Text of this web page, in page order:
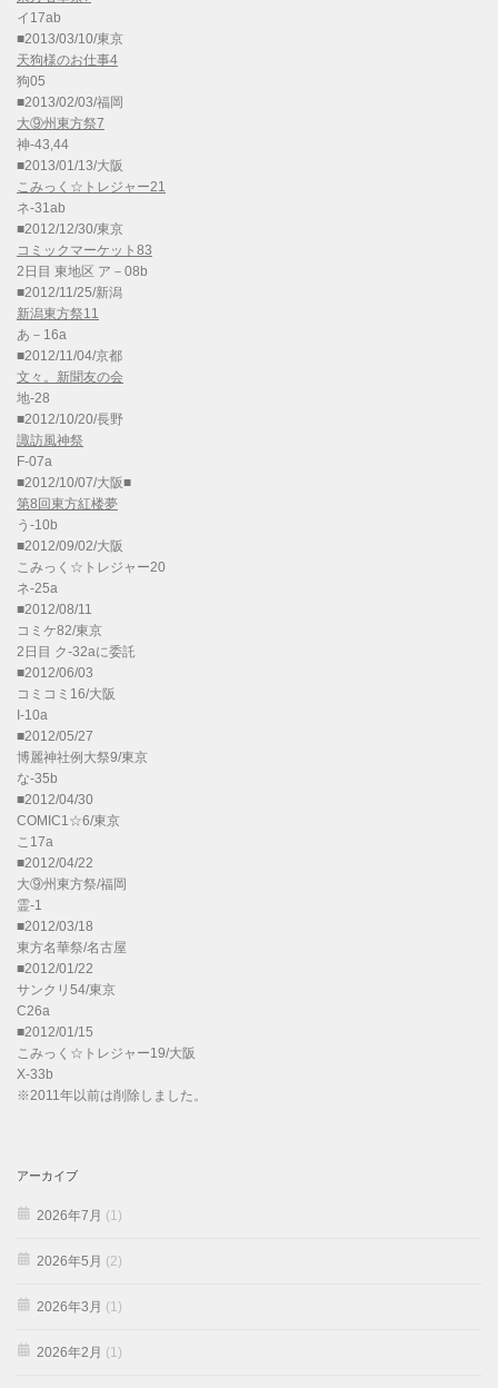
イ17ab
■2013/03/10/東京
天狗様のお仕事4
狗05
■2013/02/03/福岡
大⑨州東方祭7
神-43,44
■2013/01/13/大阪
こみっく☆トレジャー21
ネ-31ab
■2012/12/30/東京
コミックマーケット83
2日目 東地区 ア－08b
■2012/11/25/新潟
新潟東方祭11
あ－16a
■2012/11/04/京都
文々。新聞友の会
地-28
■2012/10/20/長野
諏訪風神祭
F-07a
■2012/10/07/大阪■
第8回東方紅楼夢
う-10b
■2012/09/02/大阪
こみっく☆トレジャー20
ネ-25a
■2012/08/11
コミケ82/東京
2日目 ク-32aに委託
■2012/06/03
コミコミ16/大阪
I-10a
■2012/05/27
博麗神社例大祭9/東京
な-35b
■2012/04/30
COMIC1☆6/東京
こ17a
■2012/04/22
大⑨州東方祭/福岡
霊-1
■2012/03/18
東方名華祭/名古屋
■2012/01/22
サンクリ54/東京
C26a
■2012/01/15
こみっく☆トレジャー19/大阪
X-33b
※2011年以前は削除しました。
アーカイブ
2026年7月 (1)
2026年5月 (2)
2026年3月 (1)
2026年2月 (1)